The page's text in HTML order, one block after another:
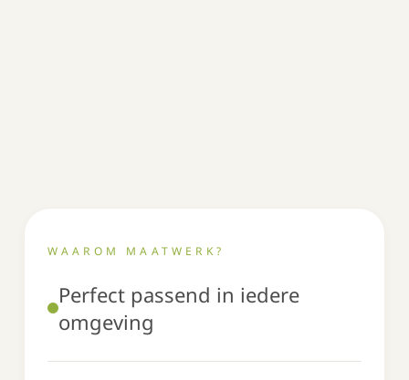
WAAROM MAATWERK?
Perfect passend in iedere
omgeving